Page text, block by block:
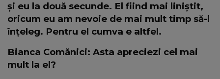
și eu la două secunde. El fiind mai liniștit,
oricum eu am nevoie de mai mult timp să-l
înțeleg. Pentru el cumva e altfel.
Bianca Comănici: Asta apreciezi cel mai
mult la el?